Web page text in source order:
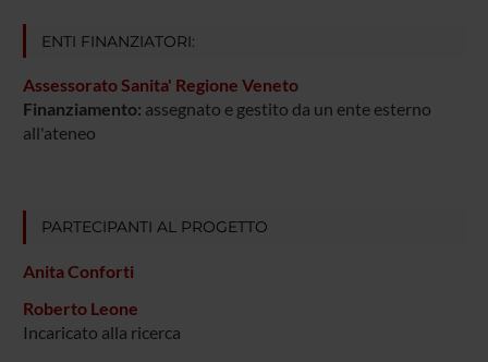
ENTI FINANZIATORI:
Assessorato Sanita' Regione Veneto
Finanziamento: assegnato e gestito da un ente esterno
all'ateneo
PARTECIPANTI AL PROGETTO
Anita Conforti
Roberto Leone
Incaricato alla ricerca